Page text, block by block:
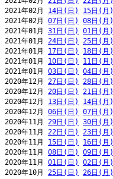
2021年02月 14日(日) 15日(月)
2021年02月 07日(日) 08日(月)
2021年01月 31日(日) 01日(月)
2021年01月 24日(日) 25日(月)
2021年01月 17日(日) 18日(月)
2021年01月 10日(日) 11日(月)
2021年01月 03日(日) 04日(月)
2020年12月 27日(日) 28日(月)
2020年12月 20日(日) 21日(月)
2020年12月 13日(日) 14日(月)
2020年12月 06日(日) 07日(月)
2020年11月 29日(日) 30日(月)
2020年11月 22日(日) 23日(月)
2020年11月 15日(日) 16日(月)
2020年11月 08日(日) 09日(月)
2020年11月 01日(日) 02日(月)
2020年10月 25日(日) 26日(月)